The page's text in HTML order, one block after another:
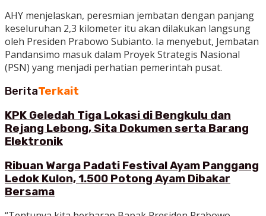
AHY menjelaskan, peresmian jembatan dengan panjang
keseluruhan 2,3 kilometer itu akan dilakukan langsung
oleh Presiden Prabowo Subianto. Ia menyebut, Jembatan
Pandansimo masuk dalam Proyek Strategis Nasional
(PSN) yang menjadi perhatian pemerintah pusat.
BeritaTerkait
KPK Geledah Tiga Lokasi di Bengkulu dan
Rejang Lebong, Sita Dokumen serta Barang
Elektronik
Ribuan Warga Padati Festival Ayam Panggang
Ledok Kulon, 1.500 Potong Ayam Dibakar
Bersama